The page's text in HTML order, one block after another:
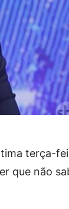
terça-
que não